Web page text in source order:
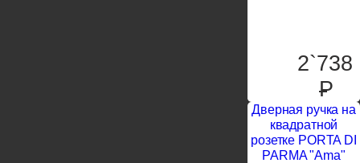
2`738
P
Дверная ручка на
квадратной
розетке PORTA DI
PARMA "Ama"